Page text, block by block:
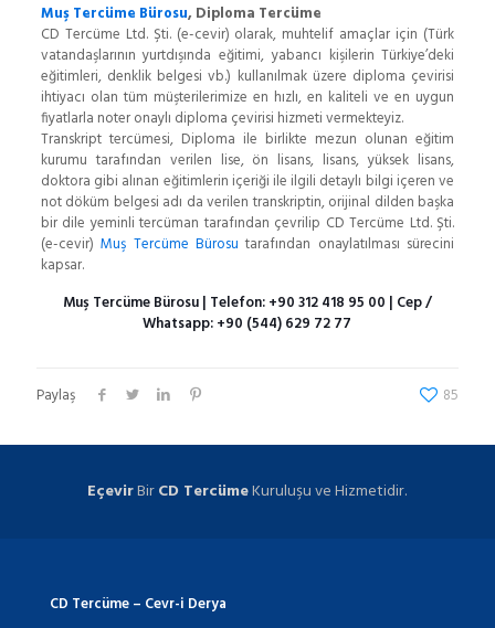
Muş Tercüme Bürosu, Diploma Tercüme
CD Tercüme Ltd. Şti. (e-cevir) olarak, muhtelif amaçlar için (Türk
vatandaşlarının yurtdışında eğitimi, yabancı kişilerin Türkiye’deki
eğitimleri, denklik belgesi vb.) kullanılmak üzere diploma çevirisi
ihtiyacı olan tüm müşterilerimize en hızlı, en kaliteli ve en uygun
fiyatlarla noter onaylı diploma çevirisi hizmeti vermekteyiz.
Transkript tercümesi, Diploma ile birlikte mezun olunan eğitim
kurumu tarafından verilen lise, ön lisans, lisans, yüksek lisans,
doktora gibi alınan eğitimlerin içeriği ile ilgili detaylı bilgi içeren ve
not döküm belgesi adı da verilen transkriptin, orijinal dilden başka
bir dile yeminli tercüman tarafından çevrilip CD Tercüme Ltd. Şti.
(e-cevir)Muş Tercüme Bürosu tarafından onaylatılması sürecini
kapsar.
Muş Tercüme Bürosu| Telefon:+90 312 418 95 00 | Cep /
Whatsapp:+90 (544) 629 72 77
Paylaş 85
EçevirBirCD TercümeKuruluşu ve Hizmetidir.
CD Tercüme – Cevr-i Derya